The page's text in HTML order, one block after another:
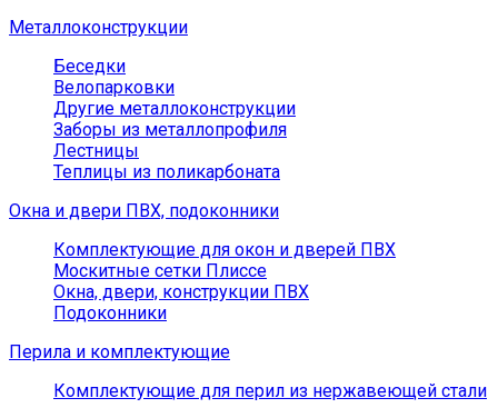
Металлоконструкции
Беседки
Велопарковки
Другие металлоконструкции
Заборы из металлопрофиля
Лестницы
Теплицы из поликарбоната
Окна и двери ПВХ, подоконники
Комплектующие для окон и дверей ПВХ
Москитные сетки Плиссе
Окна, двери, конструкции ПВХ
Подоконники
Перила и комплектующие
Комплектующие для перил из нержавеющей стали